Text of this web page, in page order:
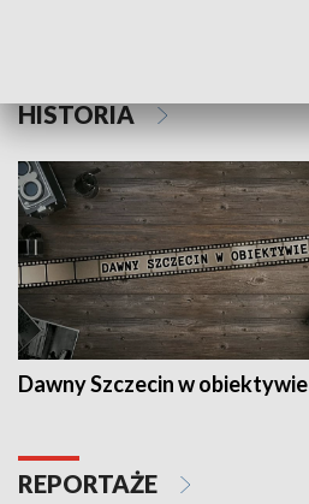
HISTORIA
Dawny Szczecin w obiektywie
REPORTAŻE